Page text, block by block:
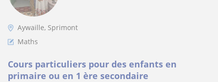
Aywaille, Sprimont
Maths
Cours particuliers pour des enfants en
primaire ou en 1 ère secondaire